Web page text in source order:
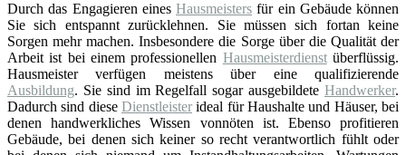
Durch das Engagieren eines Hausmeisters für ein Gebäude können
Sie sich entspannt zurücklehnen. Sie müssen sich fortan keine
Sorgen mehr machen. Insbesondere die Sorge über die Qualität der
Arbeit ist bei einem professionellen Hausmeisterdienstüberflüssig.
Hausmeister verfügen meistens über eine qualifizierende
Ausbildung. Sie sind im Regelfall sogar ausgebildete Handwerker.
Dadurch sind diese Dienstleister ideal für Haushalte und Häuser, bei
denen handwerkliches Wissen vonnöten ist. Ebenso profitieren
Gebäude, bei denen sich keiner so recht verantwortlich fühlt oder